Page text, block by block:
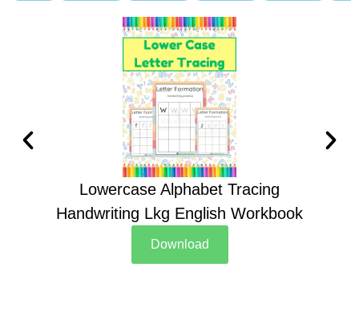
Lowercase Alphabet Tracing
Handwriting Lkg English Workbook
Download